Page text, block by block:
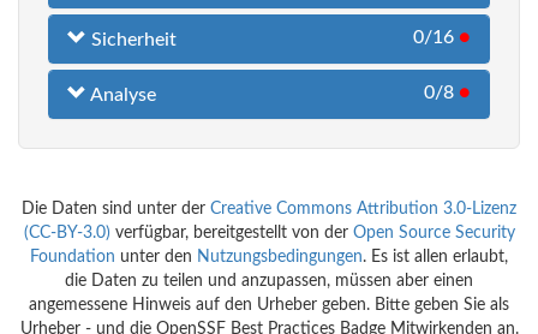
Sicherheit 0/16 ●
Analyse 0/8 ●
Die Daten sind unter der Creative Commons Attribution 3.0-Lizenz
(CC-BY-3.0) verfügbar, bereitgestellt von der Open Source Security
Foundation unter den Nutzungsbedingungen. Es ist allen erlaubt,
die Daten zu teilen und anzupassen, müssen aber einen
angemessene Hinweis auf den Urheber geben. Bitte geben Sie als
Urheber - und die OpenSSF Best Practices Badge Mitwirkenden an.